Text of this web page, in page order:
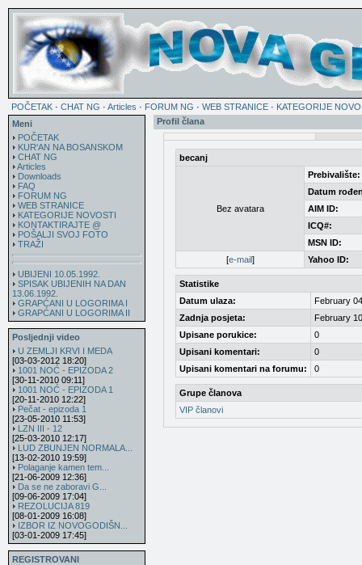
POČETAK · CHAT NG · Articles · FORUM NG · WEB STRANICE · KATEGORIJE
Meni
POČETAK
KUR'AN NA BOSANSKOM
CHAT NG
Articles
Downloads
FAQ
FORUM NG
WEB STRANICE
KATEGORIJE NOVOSTI
KONTAKTIRAJTE @
POŠALJI SVOJ FOTO
TRAŽI
UBIJENI 10.05.1992.
SPISAK UBIJENIH NA DAN
13.06.1992.
GRAPĆANI U LOGORIMA I
GRAPĆANI U LOGORIMA II
Posljednji video
U ZEMLJI KRVI I MEDA
[03-03-2012 18:20]
1001 NOĆ - EPIZODA 2
[30-11-2010 09:11]
1001 NOĆ - EPIZODA 1
[20-11-2010 12:22]
Pečat - epizoda 1
[23-05-2010 11:53]
LZN III - 12
[25-03-2010 12:17]
LUD ZBUNJEN NORMALA...
[13-02-2010 19:59]
Polaganje kamen tem...
[21-06-2009 12:36]
Da se ne zaboravi G...
[09-06-2009 17:04]
REZOLUCIJA 819
[08-01-2009 16:08]
IZBOR IZ NOVOGODIŠN...
[03-01-2009 17:45]
REGISTROVANI
Profil člana
becanj
Bez avatara
Prebivalište:
Datum
AIM ID:
ICQ#:
MSN ID:
[e-mail] Yahoo ID:
Statistike
Datum ulaza:
February
Zadnja posjeta:
February
Upisane porukice:
0
Upisani komentari:
0
Upisani komentari na forumu:
0
Grupe članova
VIP članovi